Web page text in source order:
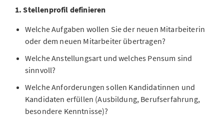
1. Stellenprofil definieren
Welche Aufgaben wollen Sie der neuen Mitarbeiterin
oder dem neuen Mitarbeiter übertragen?
Welche Anstellungsart und welches Pensum sind
sinnvoll?
Welche Anforderungen sollen Kandidatinnen und
Kandidaten erfüllen (Ausbildung, Berufserfahrung,
besondere Kenntnisse)?